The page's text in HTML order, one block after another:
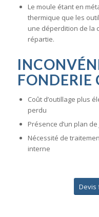
Le moule étant en
thermique que les
une déperdition de la
répartie.
FONDERIE
Coût d’outillage plus
perdu
Présence d’un plan
Nécessité de
interne
Devis